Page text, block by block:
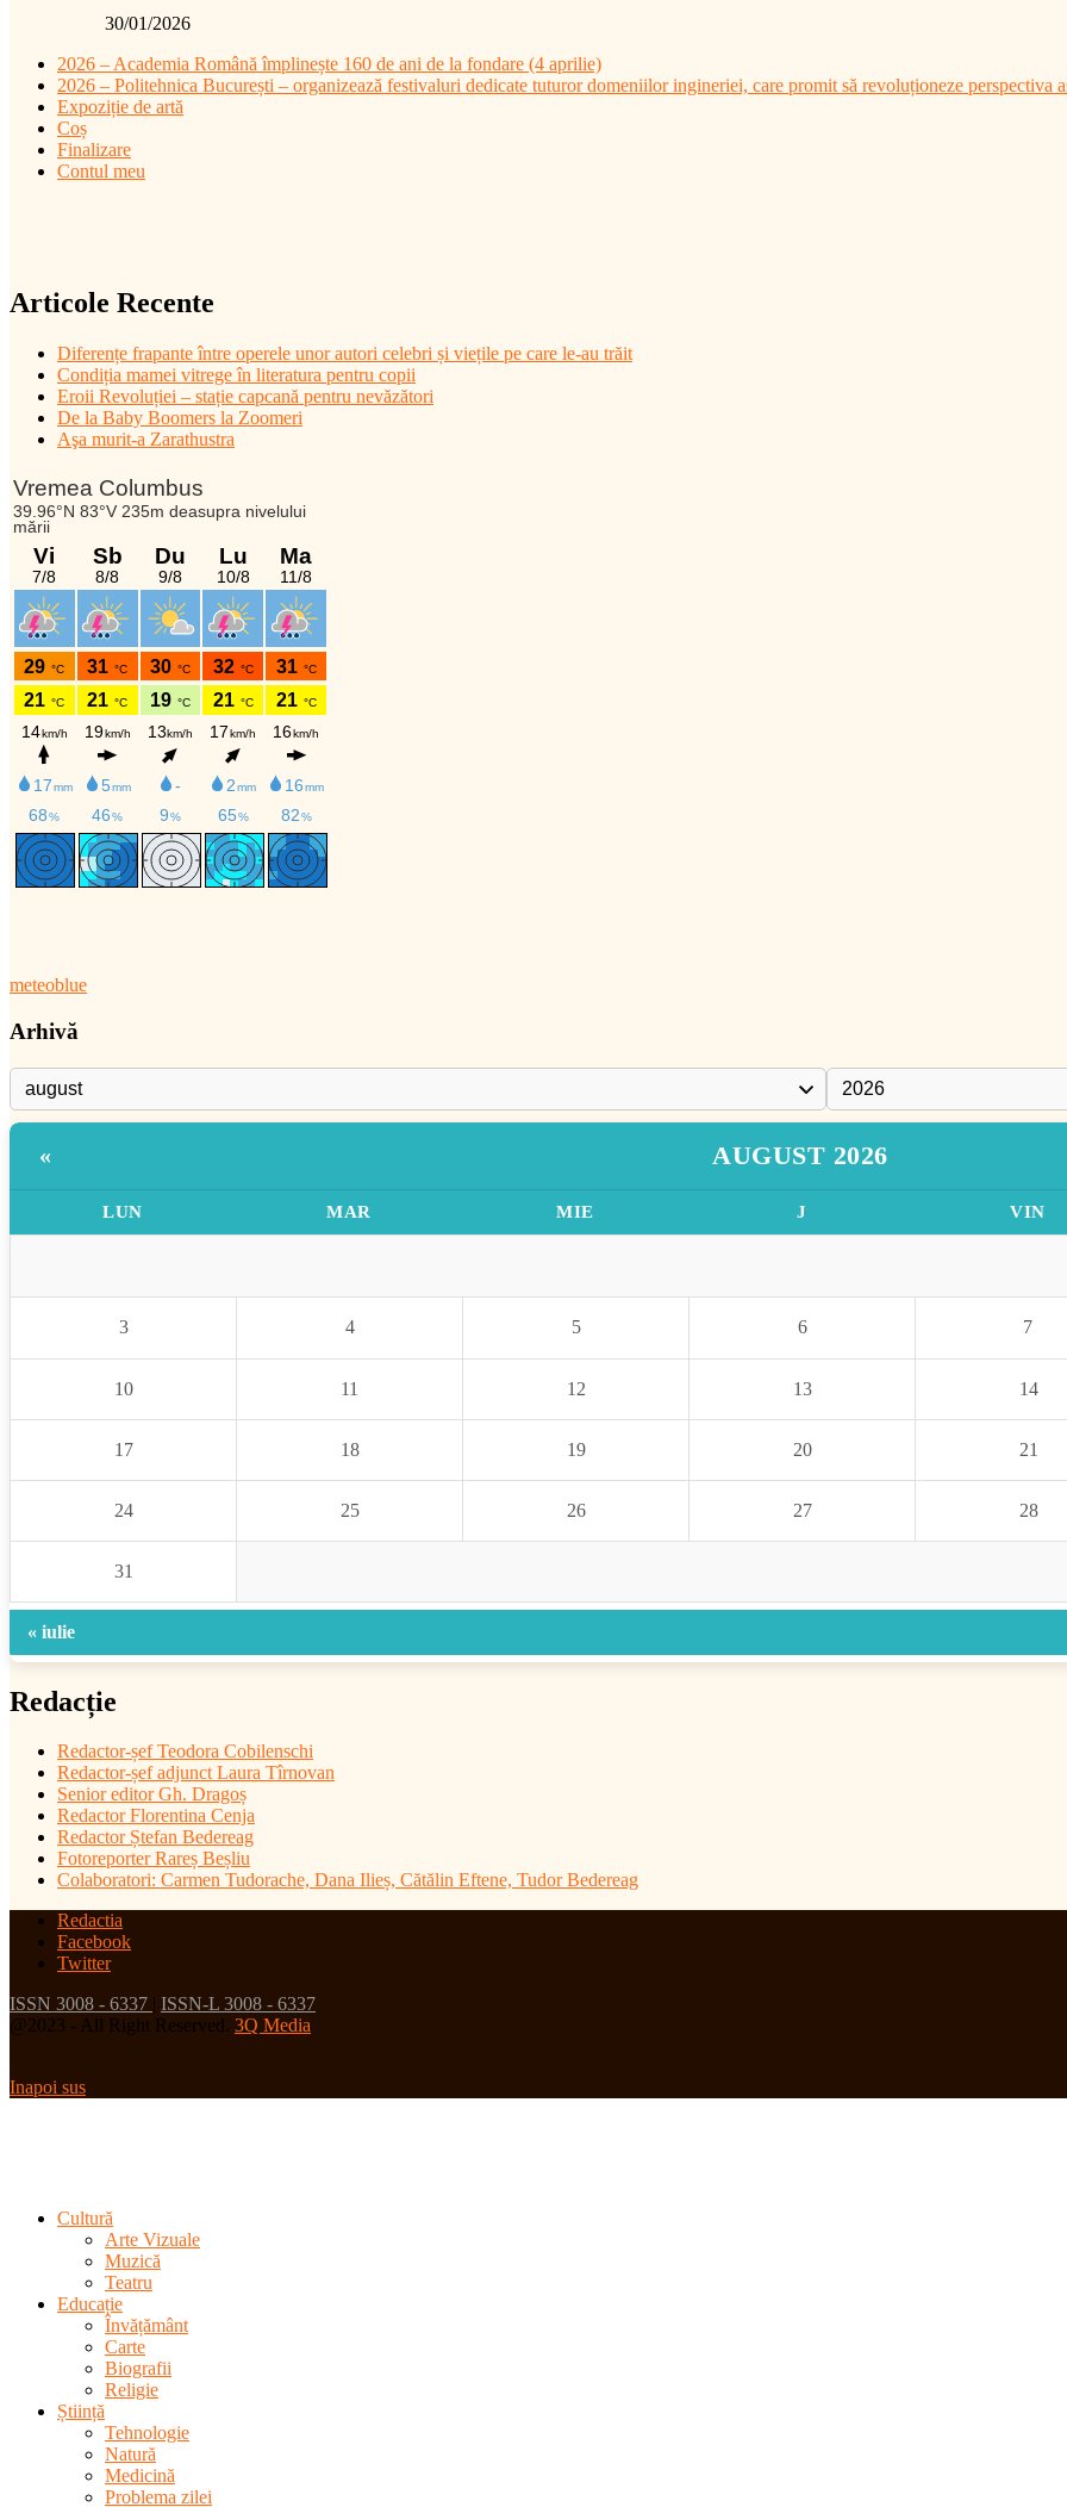
30/01/2026
2026 – Academia Română împlinește 160 de ani de la fondare (4 aprilie)
2026 – Politehnica București – organizează festivaluri dedicate tuturor domeniilor ingineriei, care promit să revoluționeze perspectiva
Expoziție de artă
Coș
Finalizare
Contul meu
Articole Recente
Diferențe frapante între operele unor autori celebri și viețile pe care le-au trăit
Condiția mamei vitrege în literatura pentru copii
Eroii Revoluției – stație capcană pentru nevăzători
De la Baby Boomers la Zoomeri
Aşa murit-a Zarathustra
meteoblue
Arhivă
« AUGUST 2026
LUN MAR MIE J VIN
3 4 5 6 7
10 11 12 13 14
17 18 19 20 21
24 25 26 27 28
31
« iulie
Redacție
Redactor-șefTeodora Cobilenschi
Redactor-șef adjunct Laura Tîrnovan
Senior editor Gh. Dragoș
Redactor Florentina Cenja
Redactor Ștefan Bedereag
Fotoreporter Rareș Beșliu
Colaboratori: Carmen Tudorache, Dana Ilieș, Cătălin Eftene, Tudor Bedereag
Redactia
Facebook
Twitter
ISSN 3008 - 6337
ISSN-L 3008 - 6337
@2023 - All Right Reserved. 3Q Media
Inapoi sus
Cultură
Arte Vizuale
Muzică
Teatru
Educație
Învățământ
Carte
Biografii
Religie
Știință
Tehnologie
Natură
Medicină
Problema zilei